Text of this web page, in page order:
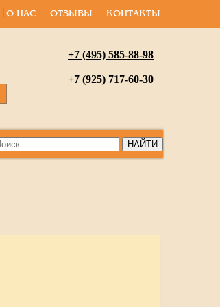
О НАС ОТЗЫВЫ КОНТАКТЫ
+7 (495) 585-88-98
+7 (925) 717-60-30
НАЙТИ